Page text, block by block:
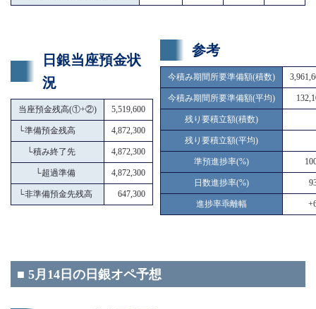
日銀当座預金状
況
当座預金残高(①+②) 5,519,600
└準備預金残高 4,872,300
└積み終了先 4,872,300
└超過準備 4,872,300
└非準備預金先残高 647,300
参考
今積み期間所要準備額(積数)
今積み期間所要準備額(平均)
残り要積立額(積数)
残り要積立額(平均)
準預進捗率(%)
日数進捗率(%)
進捗率乖離幅
■ 5月14日の日銀オペ予想